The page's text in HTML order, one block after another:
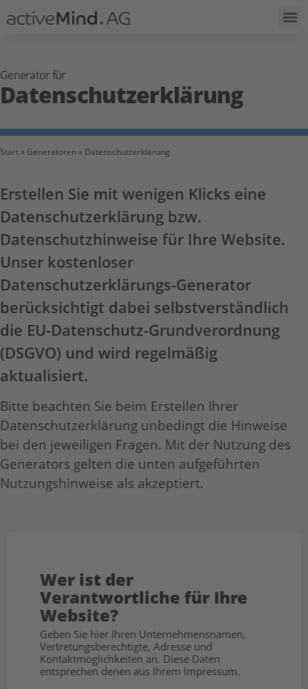
Generator für
Datenschutzerklärung
Start » Generatoren » Datenschutzerklärung
Erstellen Sie mit wenigen Klicks eine
Datenschutzerklärung bzw.
Datenschutzhinweise für Ihre Website.
Unser kostenloser
Datenschutzerklärungs-Generator
berücksichtigt dabei selbstverständlich
die EU-Datenschutz-Grundverordnung
(DSGVO) und wird regelmäßig
aktualisiert.
Bitte beachten Sie beim Erstellen Ihrer
Datenschutzerklärung unbedingt die Hinweise
bei den jeweiligen Fragen. Mit der Nutzung des
Generators gelten die unten aufgeführten
Nutzungshinweise als akzeptiert.
Wer ist der
Verantwortliche für Ihre
Website?
Geben Sie hier Ihren Unternehmensnamen,
Vertretungsberechtigte, Adresse und
Kontaktmöglichkeiten an. Diese Daten
entsprechen denen aus Ihrem Impressum.